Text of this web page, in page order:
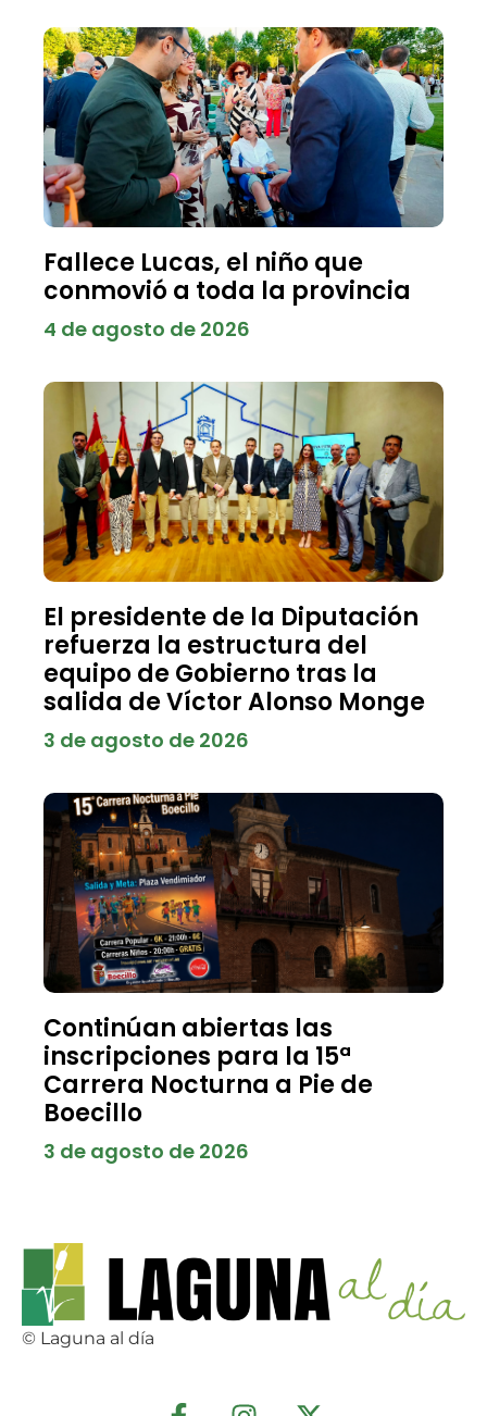
Fallece Lucas, el niño que
conmovió a toda la provincia
4 de agosto de 2026
El presidente de la Diputación
refuerza la estructura del
equipo de Gobierno tras la
salida de Víctor Alonso Monge
3 de agosto de 2026
Continúan abiertas las
inscripciones para la 15ª
Carrera Nocturna a Pie de
Boecillo
3 de agosto de 2026
© Laguna al día